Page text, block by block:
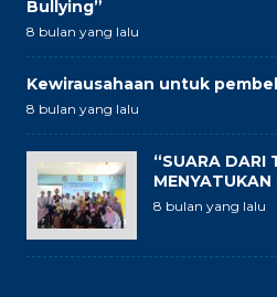
Bullying”
8 bulan yang lalu
Kewirausahaan untuk
8 bulan yang lalu
“SUARA DARI
MENYATUKAN
8 bulan yang lalu